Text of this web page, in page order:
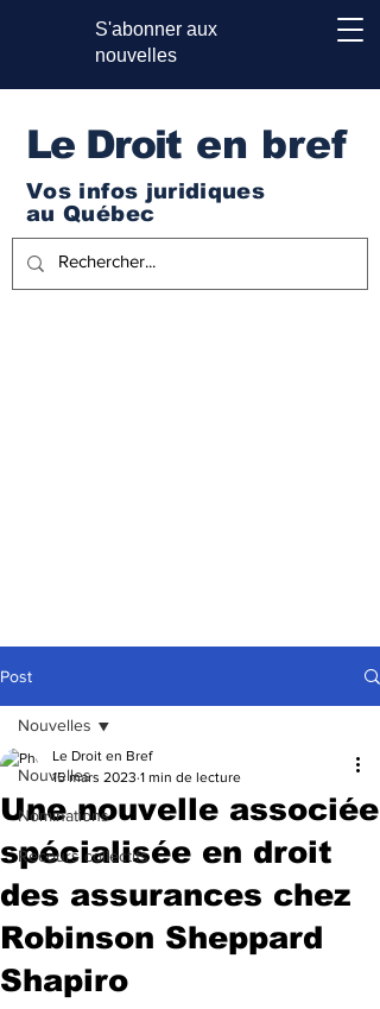
S'abonner aux
nouvelles
Le Droit en bref
Vos infos juridiques
au Québec
Post
Nouvelles
Nominations
Recours collectifs
Nouvelles
Une nouvelle associée
spécialisée en droit
des assurances chez
Robinson Sheppard
Shapiro
Le Droit en Bref
15 mars 2023 1 min de lecture